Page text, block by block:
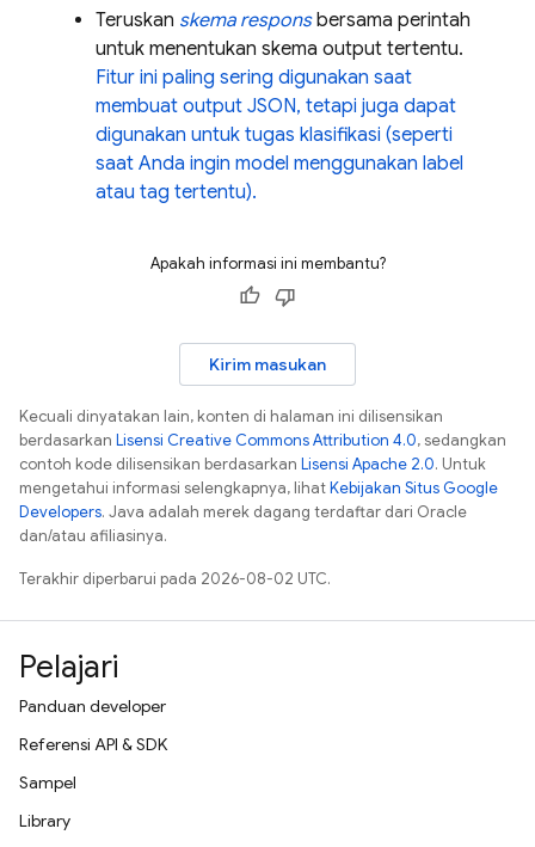
Teruskan skema responsbersama perintah
untuk menentukan skema output tertentu.
Fitur ini paling sering digunakan saat
membuat output JSON, tetapi juga dapat
digunakan untuk tugas klasifikasi (seperti
saat Anda ingin model menggunakan label
atau tag tertentu).
Apakah informasi ini membantu?
Kirim masukan
Kecuali dinyatakan lain, konten di halaman ini dilisensikan
berdasarkan Lisensi Creative Commons Attribution 4.0, sedangkan
contoh kode dilisensikan berdasarkan Lisensi Apache 2.0. Untuk
mengetahui informasi selengkapnya, lihatKebijakan Situs Google
Developers. Java adalah merek dagang terdaftar dari Oracle
dan/atau afiliasinya.
Terakhir diperbarui pada 2026-08-02 UTC.
Pelajari
Panduan developer
Referensi API & SDK
Sampel
Library